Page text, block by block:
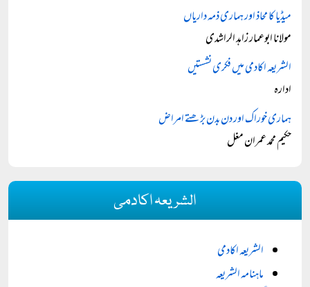
میڈیا کا محاذ اور ہماری ذمہ داریاں
مولانا ابوعمار زاہد الراشدی
الشریعہ اکادمی میں فکری نشستیں
ادارہ
ہماری خوراک اور دن بدن بڑھتے امراض
حکیم محمد عمران مغل
الشریعہ اکادمی
الشریعہ اکادمی
ماہنامہ الشریعہ